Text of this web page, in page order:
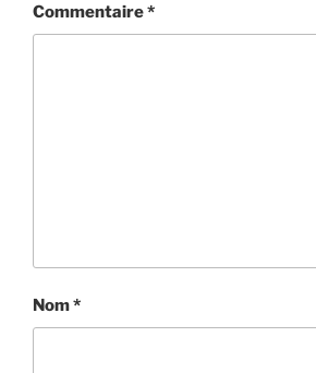
Commentaire*
Nom*